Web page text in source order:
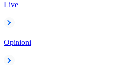
Live
Opinioni